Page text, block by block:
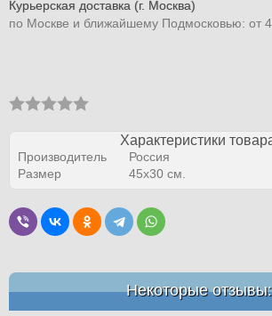
Курьерская доставка (г. Москва)
по Москве и ближайшему Подмосковью: от
Характеристики
Производитель
Россия
Размер
45x30 см.
Некоторые отзывы: